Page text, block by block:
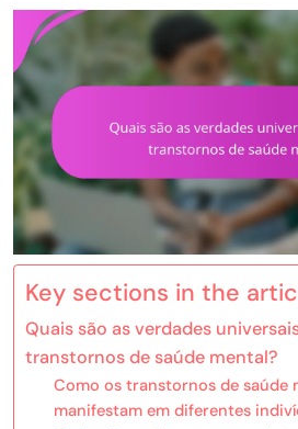
Key sections in the
Quais são as verdades
transtornos de saúde mental?
Como os transtornos de saúde
manifestam em diferentes